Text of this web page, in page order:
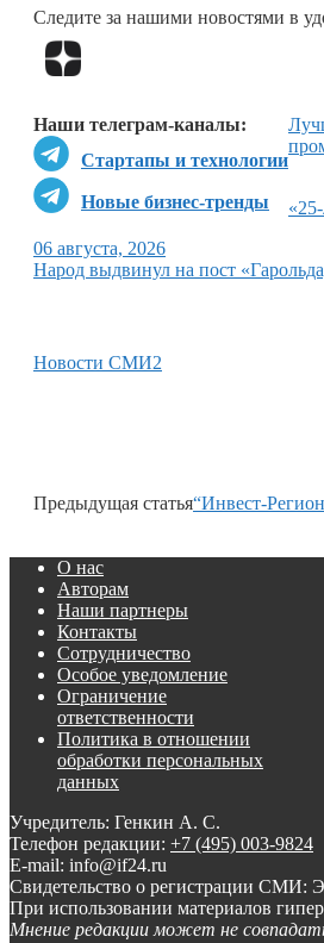
Следите за нашими новостями в
Наши телеграм-каналы:
Стартапы и технологии
Новые бизнес-тренды
06 августа, 2026
Народ выдвинул на пост
Новости СМИ2
Предыдущая статья“Инвест-
О нас
Авторам
Наши партнеры
Контакты
Сотрудничество
Особое уведомление
Ограничение
ответственности
Политика в отношении
обработки персональных
данных
Учредитель: Генкин А. С.
Телефон редакции: +7 (495) 003-9824
E-mail: info@if24.ru
Свидетельство о регистрации
При использовании материалов
Мнение редакции может не